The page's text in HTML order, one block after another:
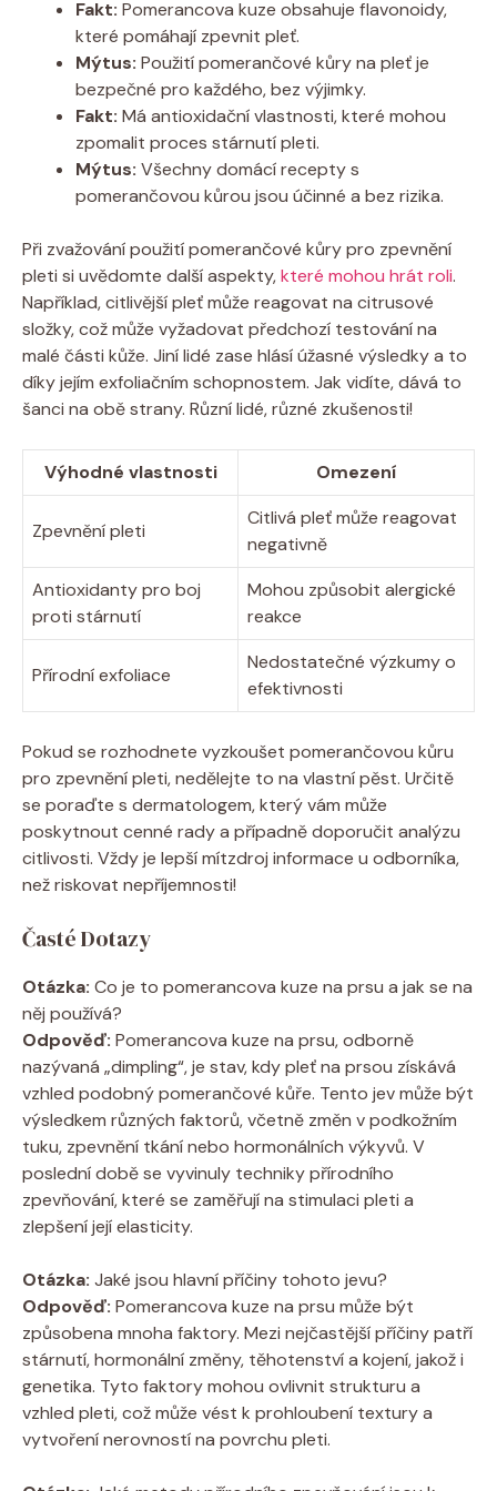
Fakt: Pomerancova kuze obsahuje flavonoidy,
které pomáhají zpevnit pleť.
Mýtus: Použití pomerančové kůry na pleť je
bezpečné pro každého, bez výjimky.
Fakt: Má antioxidační vlastnosti, které mohou
zpomalit proces stárnutí pleti.
Mýtus: Všechny domácí recepty s
pomerančovou kůrou jsou účinné a bez rizika.
Při zvažování použití pomerančové kůry pro zpevnění
pleti si uvědomte další aspekty,které mohou hrát roli.
Například, citlivější pleť může reagovat na citrusové
složky, což může vyžadovat předchozí testování na
malé části kůže. Jiní lidé zase hlásí úžasné výsledky a to
díky jejím exfoliačním schopnostem. Jak vidíte, dává to
šanci na obě strany. Různí lidé, různé zkušenosti!
Výhodné vlastnosti Omezení
Zpevnění pleti
Citlivá pleť může reagovat
negativně
Antioxidanty pro boj
proti stárnutí
Mohou způsobit alergické
reakce
Přírodní exfoliace
Nedostatečné výzkumy o
efektivnosti
Pokud se rozhodnete vyzkoušet pomerančovou kůru
pro zpevnění pleti, nedělejte to na vlastní pěst. Určitě
se poraďte s dermatologem, který vám může
poskytnout cenné rady a případně doporučit analýzu
citlivosti. Vždy je lepší mítzdroj informace u odborníka,
než riskovat nepříjemnosti!
Časté Dotazy
Otázka: Co je to pomerancova kuze na prsu a jak se na
něj používá?
Odpověď: Pomerancova kuze na prsu, odborně
nazývaná „dimpling“, je stav, kdy pleť na prsou získává
vzhled podobný pomerančové kůře. Tento jev může být
výsledkem různých faktorů, včetně změn v podkožním
tuku, zpevnění tkání nebo hormonálních výkyvů. V
poslední době se vyvinuly techniky přírodního
zpevňování, které se zaměřují na stimulaci pleti a
zlepšení její elasticity.
Otázka: Jaké jsou hlavní příčiny tohoto jevu?
Odpověď: Pomerancova kuze na prsu může být
způsobena mnoha faktory. Mezi nejčastější příčiny patří
stárnutí, hormonální změny, těhotenství a kojení, jakož i
genetika. Tyto faktory mohou ovlivnit strukturu a
vzhled pleti, což může vést k prohloubení textury a
vytvoření nerovností na povrchu pleti.